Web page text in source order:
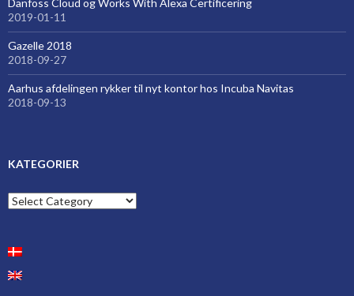
Danfoss Cloud og Works With Alexa Certificering
2019-01-11
Gazelle 2018
2018-09-27
Aarhus afdelingen rykker til nyt kontor hos Incuba Navitas
2018-09-13
KATEGORIER
Kategorier